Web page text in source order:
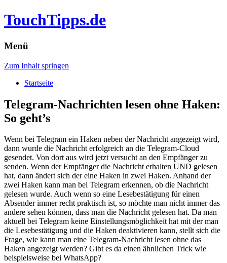
TouchTipps.de
Menü
Zum Inhalt springen
Startseite
Telegram-Nachrichten lesen ohne Haken:
So geht’s
Wenn bei Telegram ein Haken neben der Nachricht angezeigt wird,
dann wurde die Nachricht erfolgreich an die Telegram-Cloud
gesendet. Von dort aus wird jetzt versucht an den Empfänger zu
senden. Wenn der Empfänger die Nachricht erhalten UND gelesen
hat, dann ändert sich der eine Haken in zwei Haken. Anhand der
zwei Haken kann man bei Telegram erkennen, ob die Nachricht
gelesen wurde. Auch wenn so eine Lesebestätigung für einen
Absender immer recht praktisch ist, so möchte man nicht immer das
andere sehen können, dass man die Nachricht gelesen hat. Da man
aktuell bei Telegram keine Einstellungsmöglichkeit hat mit der man
die Lesebestätigung und die Haken deaktivieren kann, stellt sich die
Frage, wie kann man eine Telegram-Nachricht lesen ohne das
Haken angezeigt werden? Gibt es da einen ähnlichen Trick wie
beispielsweise bei WhatsApp?